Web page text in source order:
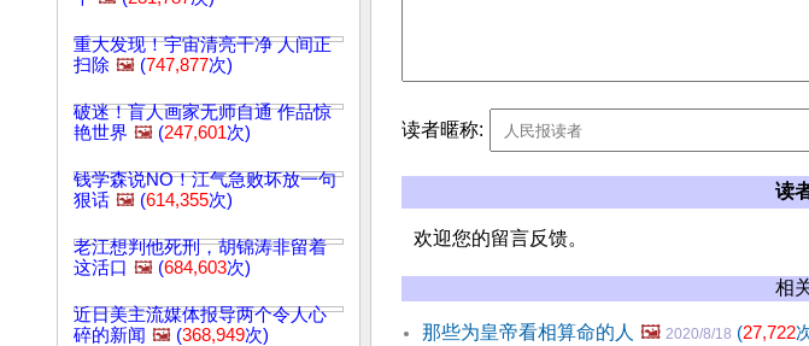
重大发现！宇宙清亮干净 人间正
扫除 🖼️ (747,877次)
破迷！盲人画家无师自通 作品惊
艳世界 🖼️ (247,601次)
钱学森说NO！江气急败坏放一句
狠话 🖼️ (614,355次)
老江想判他死刑，胡锦涛非留着
这活口 🖼️ (684,603次)
近日美主流媒体报导两个令人心
碎的新闻 🖼️ (368,949次)
读者暱称:
读
欢迎您的留言反馈。
相
那些为皇帝看相算命的人 🖼️ 2020/8/18 (27,722